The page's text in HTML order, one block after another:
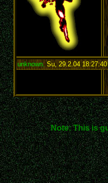
unknown,Su, 29.2.04 18:27:40:
Note: This is